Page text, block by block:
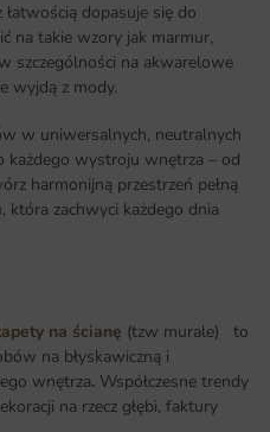
dopasuje się do
na takie wzory jak marmur,
szczególności na akwarelowe
wyjdą z mody.
w uniwersalnych, neutralnych
każdego wystroju wnętrza – od
harmonijną przestrzeń pełną
która zachwyci każdego dnia
na ścianę (tzw murale) to
na błyskawiczną i
wnętrza. Współczesne trendy
na rzecz głębi, faktury